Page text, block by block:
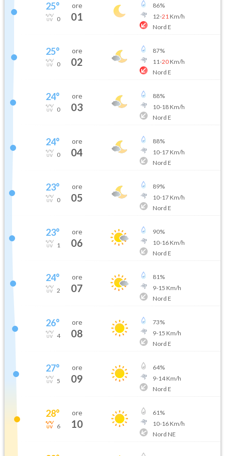
25°
0
ore
01
86%
12-21 Km/h
Nord E
25°
0
ore
02
87%
11-20Km/h
Nord E
24°
0
ore
03
88%
10-18Km/h
Nord E
24°
0
ore
04
88%
10-17Km/h
Nord E
23°
0
ore
05
89%
10-17Km/h
Nord E
23°
1
ore
06
90%
10-16Km/h
Nord E
24°
2
ore
07
81%
9-15 Km/h
Nord E
26°
4
ore
08
73%
9-15 Km/h
Nord E
27°
5
ore
09
64%
9-14Km/h
Nord E
28°
6
ore
10
61%
10-16Km/h
Nord NE